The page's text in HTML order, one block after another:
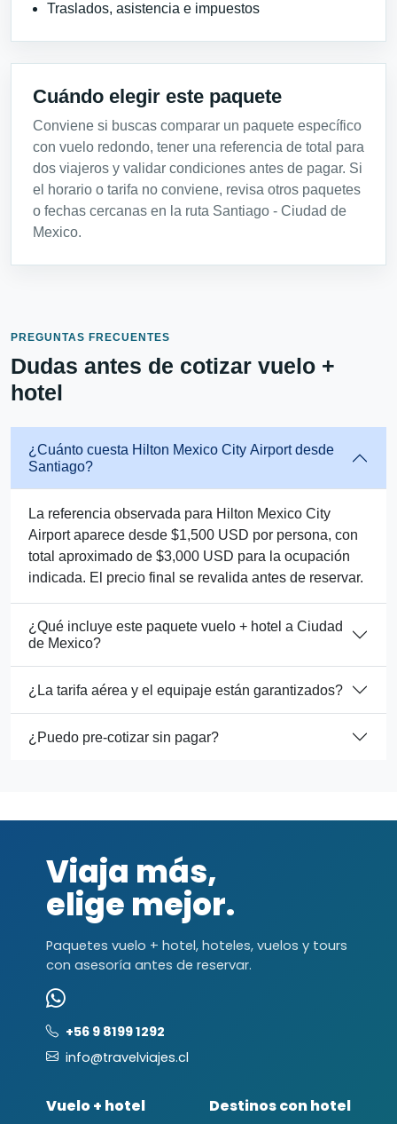
Traslados, asistencia e impuestos
Cuándo elegir este paquete
Conviene si buscas comparar un paquete específico
con vuelo redondo, tener una referencia de total para
dos viajeros y validar condiciones antes de pagar. Si
el horario o tarifa no conviene, revisa otros paquetes
o fechas cercanas en la ruta Santiago - Ciudad de
Mexico.
PREGUNTAS FRECUENTES
Dudas antes de cotizar vuelo +
hotel
¿Cuánto cuesta Hilton Mexico City Airport desde
Santiago?
La referencia observada para Hilton Mexico City
Airport aparece desde $1,500 USD por persona, con
total aproximado de $3,000 USD para la ocupación
indicada. El precio final se revalida antes de reservar.
¿Qué incluye este paquete vuelo + hotel a Ciudad
de Mexico?
¿La tarifa aérea y el equipaje están garantizados?
¿Puedo pre-cotizar sin pagar?
Viaja más,
elige mejor.
Paquetes vuelo + hotel, hoteles, vuelos y tours
con asesoría antes de reservar.
+56 9 8199 1292
info@travelviajes.cl
Vuelo + hotel Destinos con hotel